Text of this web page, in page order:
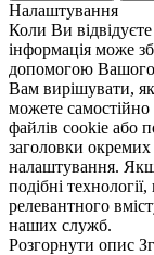
Налаштування
Коли Ви
інформація може
допомогою Вашого
Вам вирішувати,
можете
файлів cookie або
заголовки окремих
налаштування.
подібні
релевантного
наших служб.
Розгорнути опис